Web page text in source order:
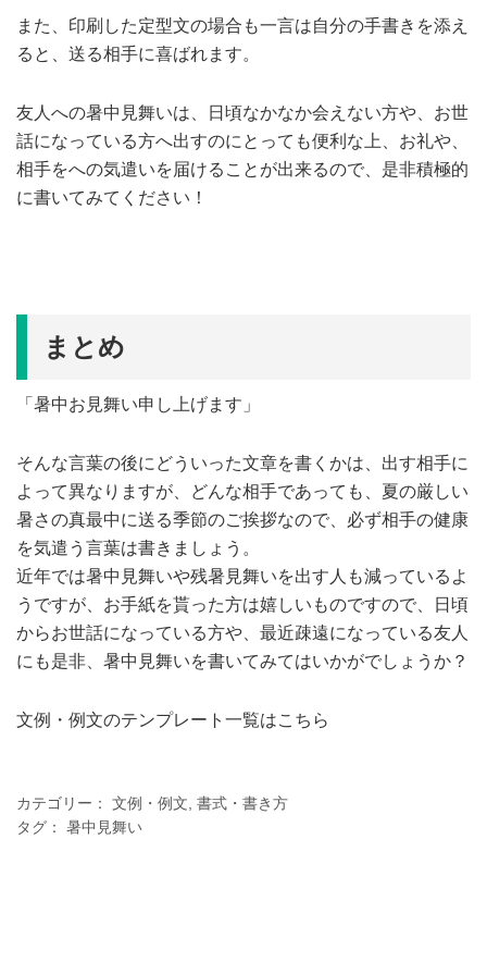
また、印刷した定型文の場合も一言は自分の手書きを添え
ると、送る相手に喜ばれます。
友人への暑中見舞いは、日頃なかなか会えない方や、お世
話になっている方へ出すのにとっても便利な上、お礼や、
相手をへの気遣いを届けることが出来るので、是非積極的
に書いてみてください！
まとめ
「暑中お見舞い申し上げます」
そんな言葉の後にどういった文章を書くかは、出す相手に
よって異なりますが、どんな相手であっても、夏の厳しい
暑さの真最中に送る季節のご挨拶なので、必ず相手の健康
を気遣う言葉は書きましょう。
近年では暑中見舞いや残暑見舞いを出す人も減っているよ
うですが、お手紙を貰った方は嬉しいものですので、日頃
からお世話になっている方や、最近疎遠になっている友人
にも是非、暑中見舞いを書いてみてはいかがでしょうか？
文例・例文のテンプレート一覧はこちら
カテゴリー： 文例・例文 書式・書き方
タグ： 暑中見舞い